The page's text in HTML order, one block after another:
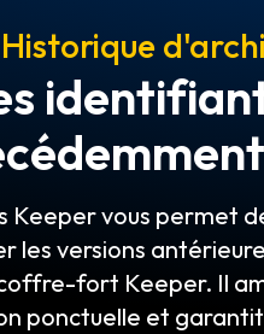
Keeper vous permet
les versions
fort Keeper. Il
ponctuelle et